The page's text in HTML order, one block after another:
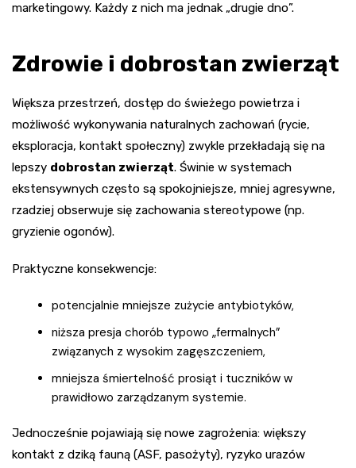
marketingowy. Każdy z nich ma jednak „drugie dno”.
Zdrowie i dobrostan zwierząt
Większa przestrzeń, dostęp do świeżego powietrza i
możliwość wykonywania naturalnych zachowań (rycie,
eksploracja, kontakt społeczny) zwykle przekładają się na
lepszy dobrostan zwierząt. Świnie w systemach
ekstensywnych często są spokojniejsze, mniej agresywne,
rzadziej obserwuje się zachowania stereotypowe (np.
gryzienie ogonów).
Praktyczne konsekwencje:
potencjalnie mniejsze zużycie antybiotyków,
niższa presja chorób typowo „fermalnych”
związanych z wysokim zagęszczeniem,
mniejsza śmiertelność prosiąt i tuczników w
prawidłowo zarządzanym systemie.
Jednocześnie pojawiają się nowe zagrożenia: większy
kontakt z dziką fauną (ASF, pasożyty), ryzyko urazów